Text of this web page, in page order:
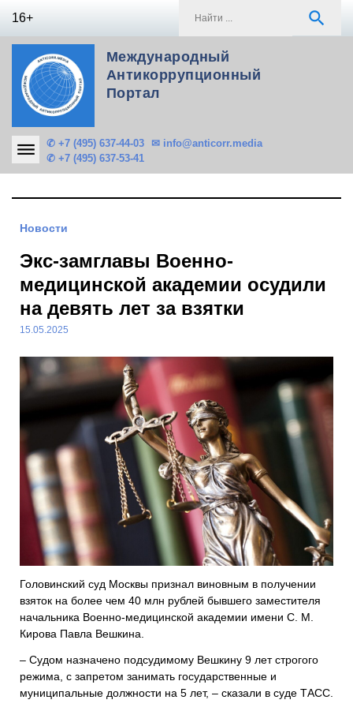
16+ search
Международный
Антикоррупционный
Портал
✆ +7 (495) 637-44-03
✆ +7 (495) 637-53-41
✉ info@anticorr.media
Новости
Экс-замглавы Военно-
медицинской академии осудили
на девять лет за взятки
15.05.2025
Головинский суд Москвы признал виновным в получении
взяток на более чем 40 млн рублей бывшего заместителя
начальника Военно-медицинской академии имени С. М.
Кирова Павла Вешкина.
– Судом назначено подсудимому Вешкину 9 лет строгого
режима, с запретом занимать государственные и
муниципальные должности на 5 лет, – сказали в суде ТАСС.